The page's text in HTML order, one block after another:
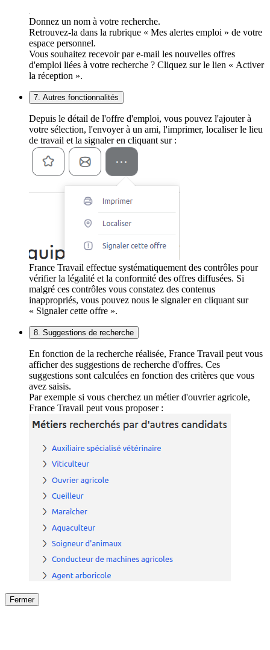
Donnez un nom à votre recherche.
Retrouvez-la dans la rubrique « Mes alertes emploi » de votre
espace personnel.
Vous souhaitez recevoir par e-mail les nouvelles offres
d'emploi liées à votre recherche ? Cliquez sur le lien « Activer
la réception ».
7. Autres fonctionnalités
Depuis le détail de l'offre d'emploi, vous pouvez l'ajouter à
votre sélection, l'envoyer à un ami, l'imprimer, localiser le lieu
de travail et la signaler en cliquant sur :
France Travail effectue systématiquement des contrôles pour
vérifier la légalité et la conformité des offres diffusées. Si
malgré ces contrôles vous constatez des contenus
inappropriés, vous pouvez nous le signaler en cliquant sur
« Signaler cette offre ».
8. Suggestions de recherche
En fonction de la recherche réalisée, France Travail peut vous
afficher des suggestions de recherche d'offres. Ces
suggestions sont calculées en fonction des critères que vous
avez saisis.
Par exemple si vous cherchez un métier d'ouvrier agricole,
France Travail peut vous proposer :
Fermer